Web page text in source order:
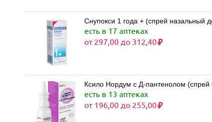
Снупокси 1 года + (спрей
есть в 17 аптеках
от 297,00 до 312,40
Ксило Нордум с Д-пантенолом
есть в 13 аптеках
от 196,00 до 255,00